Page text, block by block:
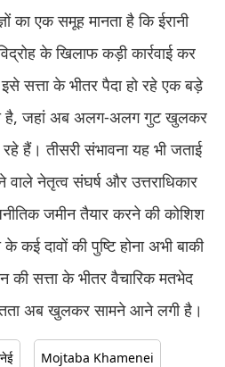
का एक समूह मानता है कि ईरानी
के खिलाफ कड़ी कार्रवाई कर
सत्ता के भीतर पैदा हो रहे एक बड़े
है, जहां अब अलग-अलग गुट खुलकर
हैं। तीसरी संभावना यह भी जताई
वाले नेतृत्व संघर्ष और उत्तराधिकार
जमीन तैयार करने की कोशिश
कई दावों की पुष्टि होना अभी बाकी
की सत्ता के भीतर वैचारिक मतभेद
अब खुलकर सामने आने लगी है।
Mojtaba Khamenei